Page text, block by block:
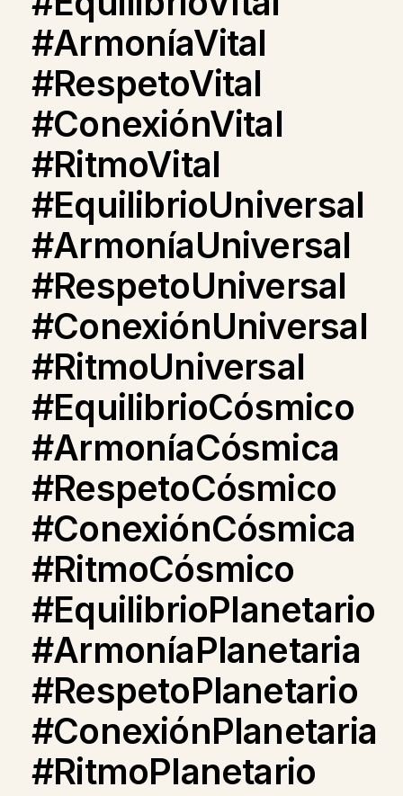
#ArmoníaVital
#RespetoVital
#ConexiónVital
#RitmoVital
#EquilibrioUniversal
#ArmoníaUniversal
#RespetoUniversal
#ConexiónUniversal
#RitmoUniversal
#EquilibrioCósmico
#ArmoníaCósmica
#RespetoCósmico
#ConexiónCósmica
#RitmoCósmico
#EquilibrioPlanetario
#ArmoníaPlanetaria
#RespetoPlanetario
#ConexiónPlanetaria
#RitmoPlanetario